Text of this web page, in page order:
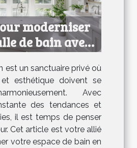
moderniser
de bain avec
et style
est un sanctuaire privé où
esthétique doivent se
Avec
des tendances et
il est temps de penser
Cet article est votre allié
votre espace de bain en